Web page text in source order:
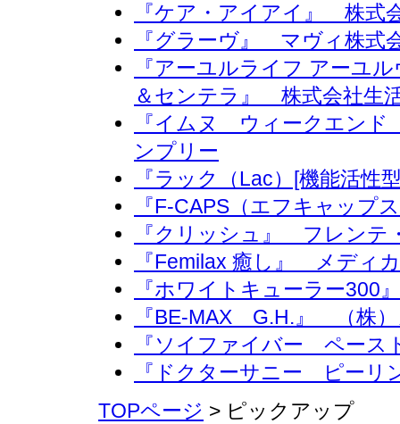
『ケア・アイアイ』 株式
『グラーヴ』 マヴィ株式
『アーユルライフ アーユ
＆センテラ』 株式会社生
『イムヌ ウィークエン
ンプリー
『ラック（Lac）[機能活
『F-CAPS（エフキャッ
『クリッシュ』 フレンテ
『Femilax 癒し』 メディ
『ホワイトキューラー
『BE-MAX G.H.』 （株
『ソイファイバー ペー
『ドクターサニー ピー
TOPページ > ピックアップ